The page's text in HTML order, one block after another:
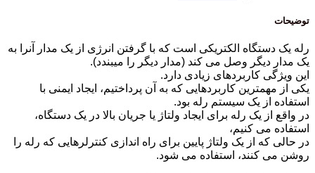
توضیحات
رله یک دستگاه الکتریکی است که با گرفتن انرژی از یک مدار آنرا به
یک مدار دیگر وصل می کند (مدار دیگر را میبندد).
این ویژگی کاربردهای زیادی دارد.
یکی از مهمترین کاربردهایی که به آن پرداختیم، ایجاد ایمنی با
استفاده از یک سیستم رله بود.
در واقع از یک رله برای ایجاد ولتاژ یا جریان بالا در یک دستگاه،
استفاده می کنیم،
در حالی که از یک ولتاژ پایین برای راه اندازی کنترلرهایی که رله را
روشن می کنند، استفاده می شود.